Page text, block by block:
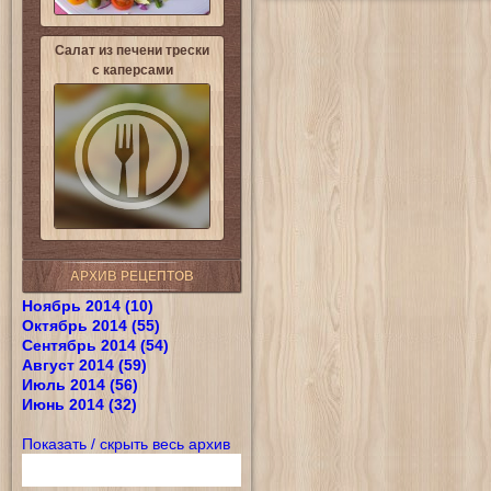
Салат из печени трески
с каперсами
АРХИВ РЕЦЕПТОВ
Ноябрь 2014 (10)
Октябрь 2014 (55)
Сентябрь 2014 (54)
Август 2014 (59)
Июль 2014 (56)
Июнь 2014 (32)
Показать / скрыть весь архив